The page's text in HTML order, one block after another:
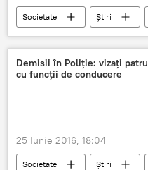
Societate Știri
Moldova
trafic de fiinţe
fermier
Floreşti
Demisii în Poliție: vizați
cu funcții de conducere
25 Iunie 2016, 18:04
Societate Știri